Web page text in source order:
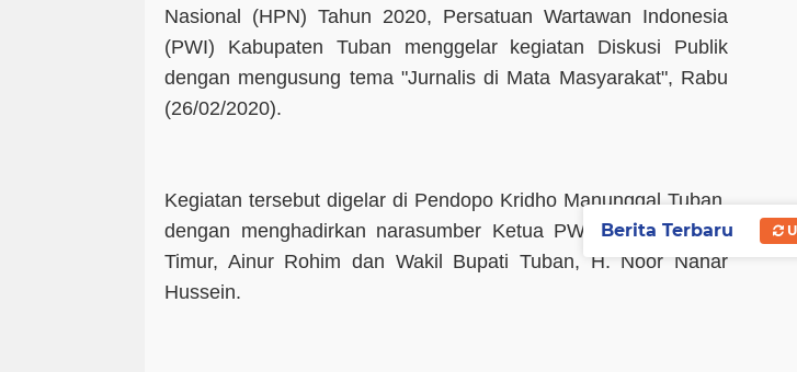
Nasional (HPN) Tahun 2020, Persatuan Wartawan Indonesia
(PWI) Kabupaten Tuban menggelar kegiatan Diskusi Publik
dengan mengusung tema "Jurnalis di Mata Masyarakat", Rabu
(26/02/2020).
Kegiatan tersebut digelar di Pendopo Kridho Manunggal Tuban,
dengan menghadirkan narasumber Ketua PWI Provinsi Jawa
Timur, Ainur Rohim dan Wakil Bupati Tuban, H. Noor Nahar
Hussein.
Berita Terbaru